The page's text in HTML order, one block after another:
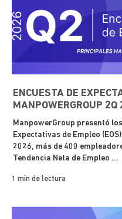
ENCUESTA DE
MANPOWERGROUP
ManpowerGroup presentó
Expectativas de Empleo
2026, más de 400
Tendencia Neta de Empleo ...
1 min de lectura